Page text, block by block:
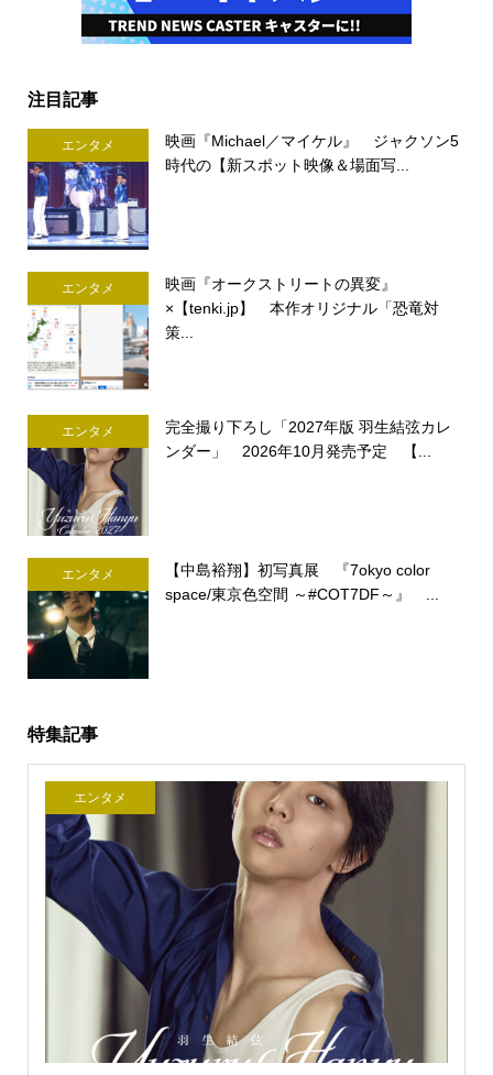
注目記事
エンタメ
映画『Michael／マイケル』 ジャクソン5
時代の【新スポット映像＆場面写...
エンタメ
映画『オークストリートの異変』
×【tenki.jp】 本作オリジナル「恐竜対
策...
エンタメ
完全撮り下ろし「2027年版 羽生結弦カレ
ンダー」 2026年10月発売予定 【...
エンタメ
【中島裕翔】初写真展 『7okyo color
space/東京色空間 ～#COT7DF～』 ...
特集記事
エンタメ